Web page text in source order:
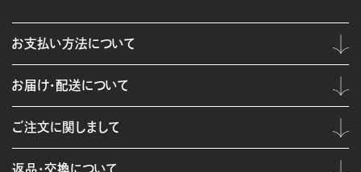
お支払い方法について
お届け・配送について
ご注文に関しまして
返品・交換について